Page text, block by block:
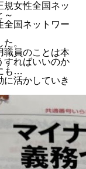
女性全国ネッ
～
全国ネットワー
。
職員のことは本
ればいいのか
も…
活かしていき